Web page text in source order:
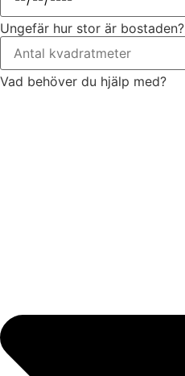
Ungefär hur stor är bostaden?
Vad behöver du hjälp med?